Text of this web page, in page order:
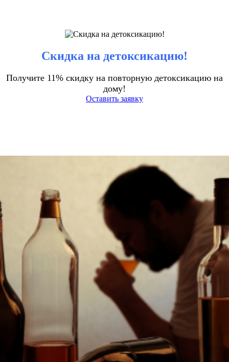
Скидка на детоксикацию!
Получите 11% скидку на повторную детоксикацию на
дому!
Оставить заявку